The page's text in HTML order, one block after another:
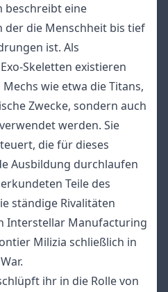
beschreibt eine
die Menschheit bis tief
ist. Als
Skeletten existieren
wie etwa die Titans,
Zwecke, sondern auch
werden. Sie
die für dieses
Ausbildung durchlaufen
Teile des
ständige Rivalitäten
Interstellar Manufacturing
Milizia schließlich in
ihr in die Rolle von